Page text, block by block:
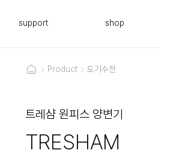
support shop
Product 도기수전
트레샴 원피스 양변기
TRESHAM